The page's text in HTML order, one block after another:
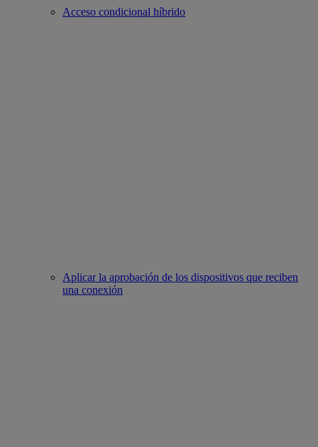
Acceso condicional híbrido
Aplicar la aprobación de los dispositivos que reciben
una conexión